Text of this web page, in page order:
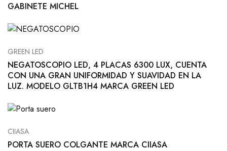
GABINETE MICHEL
GREEN LED
NEGATOSCOPIO LED, 4 PLACAS 6300 LUX, CUENTA
CON UNA GRAN UNIFORMIDAD Y SUAVIDAD EN LA
LUZ. MODELO GLTB1H4 MARCA GREEN LED
CIIASA
PORTA SUERO COLGANTE MARCA CIIASA